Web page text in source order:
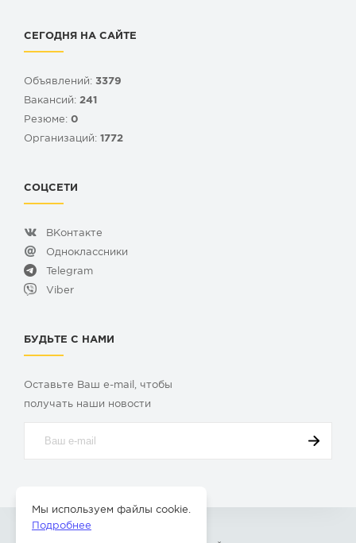
СЕГОДНЯ НА САЙТЕ
Объявлений: 3379
Вакансий: 241
Резюме: 0
Организаций: 1772
СОЦСЕТИ
ВКонтакте
Одноклассники
Telegram
Viber
БУДЬТЕ С НАМИ
Оставьте Ваш e-mail, чтобы
получать наши новости
Мы используем файлы cookie.
Подробнее